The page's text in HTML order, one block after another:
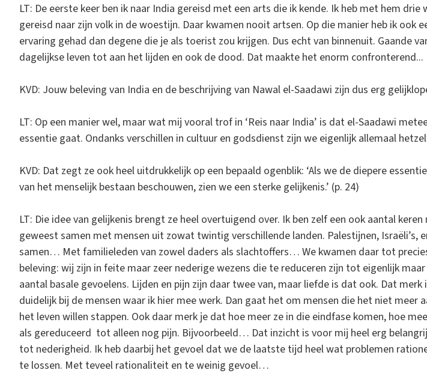
LT: De eerste keer ben ik naar India gereisd met een arts die ik kende. Ik heb met hem drie
gereisd naar zijn volk in de woestijn. Daar kwamen nooit artsen. Op die manier heb ik ook
ervaring gehad dan degene die je als toerist zou krijgen. Dus echt van binnenuit. Gaande
dagelijkse leven tot aan het lijden en ook de dood. Dat maakte het enorm confronterend...
KVD: Jouw beleving van India en de beschrijving van Nawal el-Saadawi zijn dus erg
LT: Op een manier wel, maar wat mij vooral trof in ‘Reis naar India’ is dat el-Saadawi
essentie gaat. Ondanks verschillen in cultuur en godsdienst zijn we eigenlijk allemaal
KVD: Dat zegt ze ook heel uitdrukkelijk op een bepaald ogenblik: ‘Als we de diepere
van het menselijk bestaan beschouwen, zien we een sterke gelijkenis.’ (p. 24)
LT: Die idee van gelijkenis brengt ze heel overtuigend over. Ik ben zelf een ook aantal keren
geweest samen met mensen uit zowat twintig verschillende landen. Palestijnen, Israëli’s,
samen… Met familieleden van zowel daders als slachtoffers… We kwamen daar tot
beleving: wij zijn in feite maar zeer nederige wezens die te reduceren zijn tot eigenlijk
aantal basale gevoelens. Lijden en pijn zijn daar twee van, maar liefde is dat ook. Dat merk
duidelijk bij de mensen waar ik hier mee werk. Dan gaat het om mensen die het niet meer
het leven willen stappen. Ook daar merk je dat hoe meer ze in die eindfase komen, hoe
als gereduceerd tot alleen nog pijn. Bijvoorbeeld… Dat inzicht is voor mij heel erg
tot nederigheid. Ik heb daarbij het gevoel dat we de laatste tijd heel wat problemen
te lossen. Met teveel rationaliteit en te weinig gevoel…